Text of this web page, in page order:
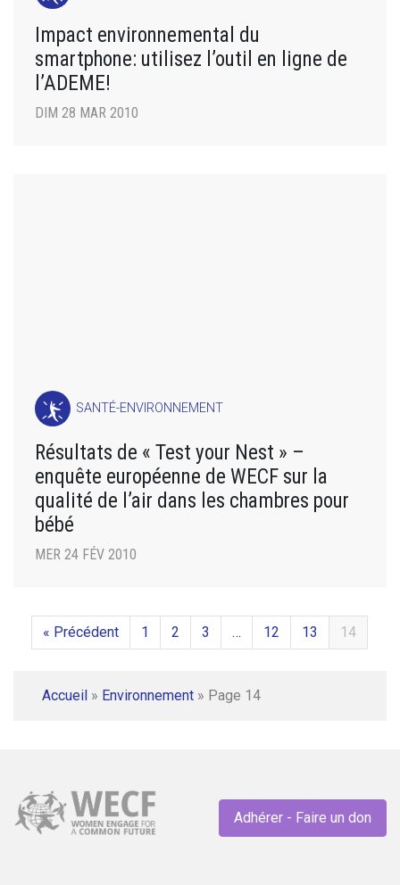
Impact environnemental du
smartphone: utilisez l’outil en ligne de
l’ADEME!
DIM 28 MAR 2010
SANTÉ-ENVIRONNEMENT
Résultats de « Test your Nest » –
enquête européenne de WECF sur la
qualité de l’air dans les chambres pour
bébé
MER 24 FÉV 2010
« Précédent 1 2 3 … 12 13 14
Accueil » Environnement » Page 14
Adhérer - Faire un don